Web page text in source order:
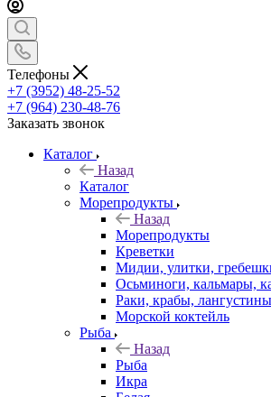
Телефоны
+7 (3952) 48-25-52
+7 (964) 230-48-76
Заказать звонок
Каталог
Назад
Каталог
Морепродукты
Назад
Морепродукты
Креветки
Мидии, улитки,
Осьминоги, кальмары,
Раки, крабы, лангустины
Морской коктейль
Рыба
Назад
Рыба
Икра